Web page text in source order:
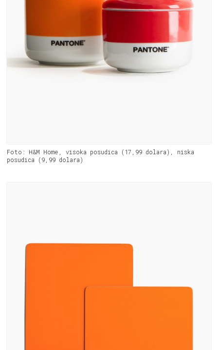
Foto: H&M Home, visoka posudica (17,99 dolara), niska
posudica (9,99 dolara)